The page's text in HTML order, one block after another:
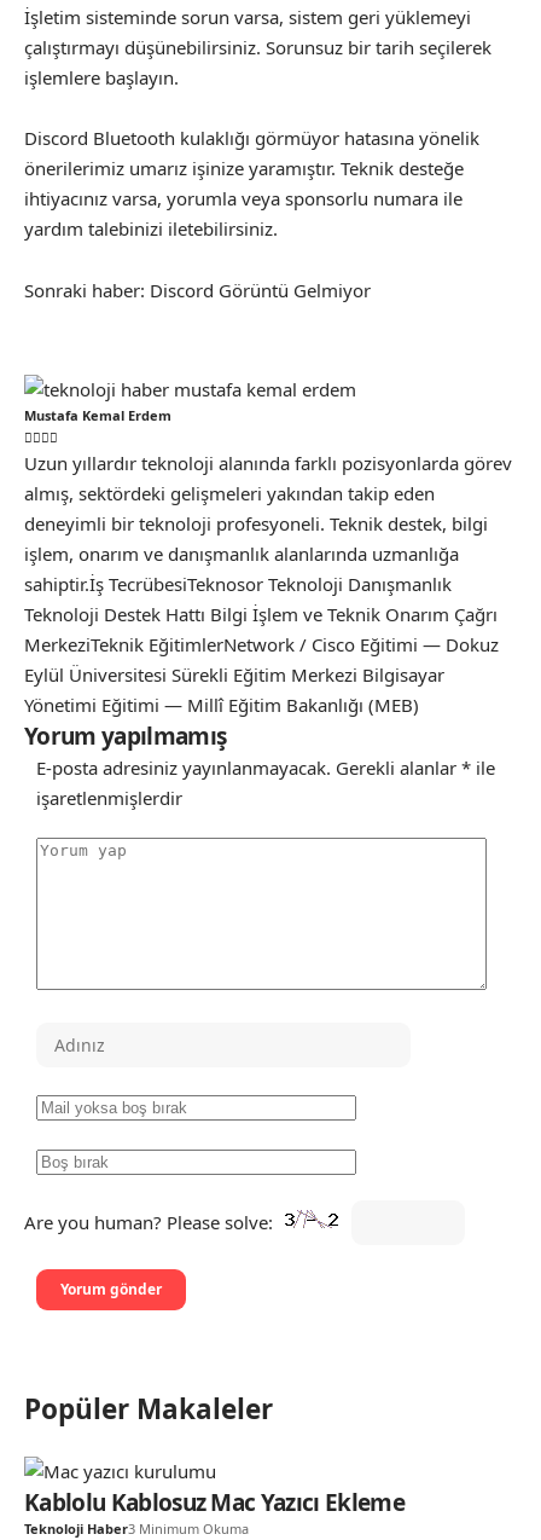
İşletim sisteminde sorun varsa, sistem geri yüklemeyi
çalıştırmayı düşünebilirsiniz. Sorunsuz bir tarih seçilerek
işlemlere başlayın.
Discord Bluetooth kulaklığı görmüyor hatasına yönelik
önerilerimiz umarız işinize yaramıştır. Teknik desteğe
ihtiyacınız varsa, yorumla veya sponsorlu numara ile
yardım talebinizi iletebilirsiniz.
Sonraki haber: Discord Görüntü Gelmiyor
Mustafa Kemal Erdem
Uzun yıllardır teknoloji alanında farklı pozisyonlarda görev
almış, sektördeki gelişmeleri yakından takip eden
deneyimli bir teknoloji profesyoneli. Teknik destek, bilgi
işlem, onarım ve danışmanlık alanlarında uzmanlığa
sahiptir.İş TecrübesiTeknosor Teknoloji Danışmanlık
Teknoloji Destek Hattı Bilgi İşlem ve Teknik Onarım Çağrı
MerkeziTeknik EğitimlerNetwork / Cisco Eğitimi — Dokuz
Eylül Üniversitesi Sürekli Eğitim Merkezi Bilgisayar
Yönetimi Eğitimi — Millî Eğitim Bakanlığı (MEB)
Yorum yapılmamış
E-posta adresiniz yayınlanmayacak. Gerekli alanlar * ile
işaretlenmişlerdir
Are you human? Please solve:
Popüler Makaleler
Kablolu Kablosuz Mac Yazıcı Ekleme
Teknoloji Haber3 Minimum Okuma